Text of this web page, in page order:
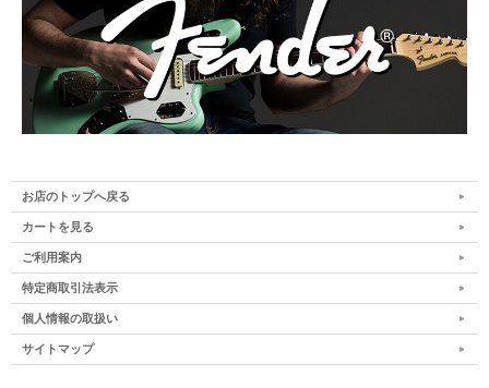
お店のトップへ戻る
カートを見る
ご利用案内
特定商取引法表示
個人情報の取扱い
サイトマップ